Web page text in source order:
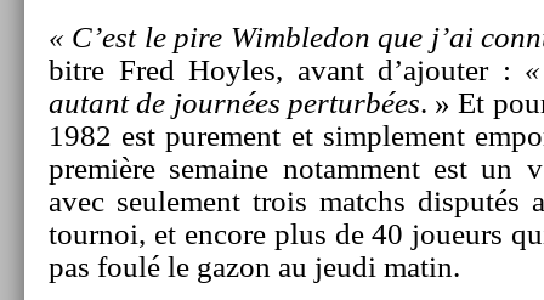
« C’est le pire Wimbledon que j’ai
bitre Fred Hoyles, avant d’ajout­er :
autant de journées per­turbées. » Et
1982 est pure­ment et simple­ment
première semaine notam­ment est un
avec seule­ment trois matchs dis­putés
tour­noi, et en­core plus de 40 joueurs
pas foulé le gazon au jeudi matin.